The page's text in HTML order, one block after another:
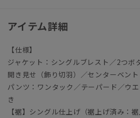
アイテム詳細
【仕様】
ジャケット：シングルブレスト／2つボ
開き見せ（飾り切羽）／センターベント
パンツ：ワンタック／テーパード／ウ
き
【裾】シングル仕上げ（裾上げ済み：